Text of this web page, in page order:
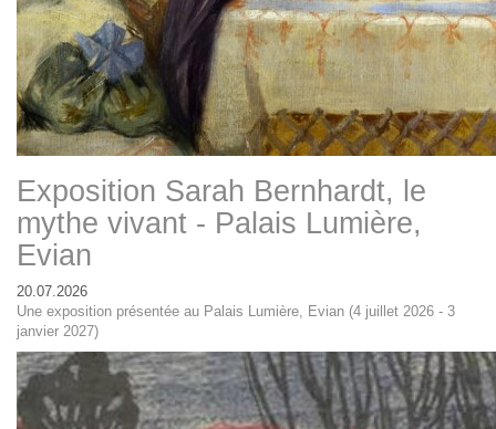
Exposition Sarah Bernhardt, le
mythe vivant - Palais Lumière,
Evian
20.07.2026
Une exposition présentée au Palais Lumière, Evian (4 juillet 2026 - 3
janvier 2027)